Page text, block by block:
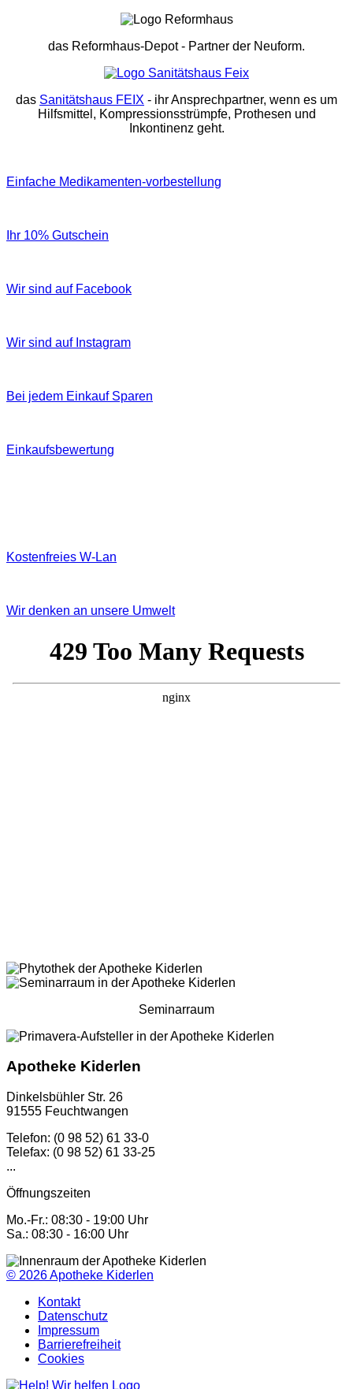
das Reformhaus-Depot- Partner der Neuform.
das Sanitätshaus FEIX - ihr Ansprechpartner, wenn es um
Hilfsmittel, Kompressionsstrümpfe, Prothesen und
Inkontinenz geht.
Einfache Medikamenten-vorbestellung
Ihr 10% Gutschein
Wir sind auf Facebook
Wir sind auf Instagram
Bei jedem Einkauf Sparen
Einkaufsbewertung
Kostenfreies W‐Lan
Wir denken an unsere Umwelt
Seminarraum
Apotheke Kiderlen
Dinkelsbühler Str. 26
91555 Feuchtwangen
Telefon: (0 98 52) 61 33-0
Telefax: (0 98 52) 61 33-25
...
Öffnungszeiten
Mo.-Fr.: 08:30 - 19:00 Uhr
Sa.: 08:30 - 16:00 Uhr
© 2026Apotheke Kiderlen
Kontakt
Datenschutz
Impressum
Barrierefreiheit
Cookies